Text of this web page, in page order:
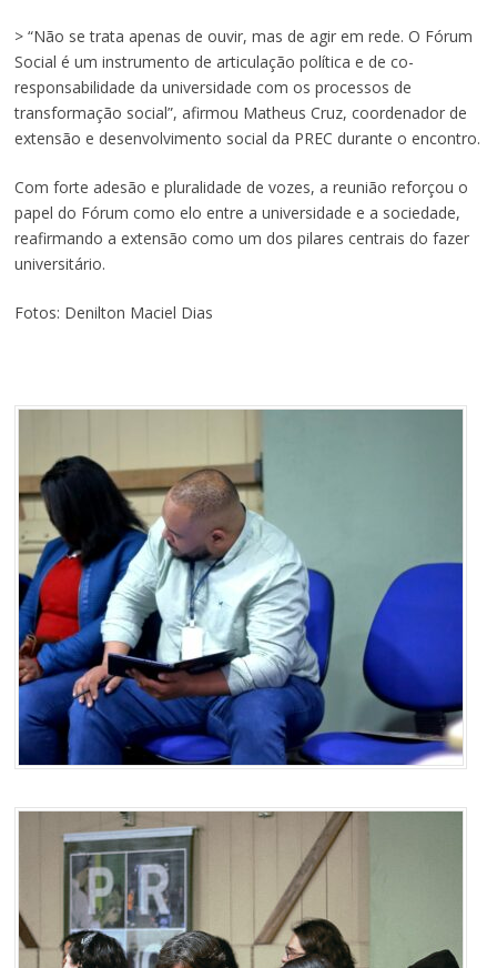
> “Não se trata apenas de ouvir, mas de agir em rede. O Fórum
Social é um instrumento de articulação política e de co-
responsabilidade da universidade com os processos de
transformação social”, afirmou Matheus Cruz, coordenador de
extensão e desenvolvimento social da PREC durante o encontro.
Com forte adesão e pluralidade de vozes, a reunião reforçou o
papel do Fórum como elo entre a universidade e a sociedade,
reafirmando a extensão como um dos pilares centrais do fazer
universitário.
Fotos: Denilton Maciel Dias